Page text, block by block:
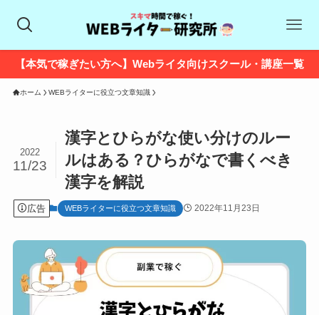
【本気で稼ぎたい方へ】Webライタ向けスクール・講座一覧
ホーム WEBライターに役立つ文章知識
漢字とひらがな使い分けのルー
ルはある？ひらがなで書くべき
漢字を解説
2022
11/23
広告 WEBライターに役立つ文章知識 2022年11月23日